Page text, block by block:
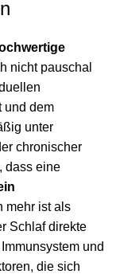
nicht pauschal
und dem
unter
chronischer
dass eine
mehr ist als
Schlaf direkte
und
die sich